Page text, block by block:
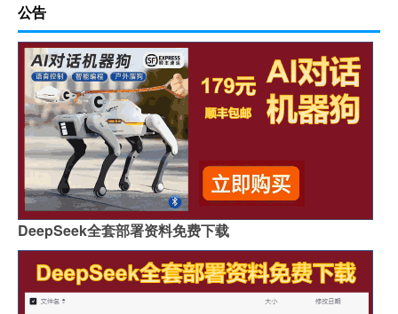
公告
DeepSeek全套部署资料免费下载